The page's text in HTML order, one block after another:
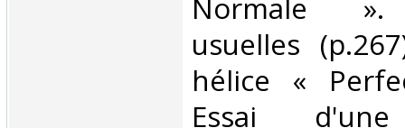
Normale ».
usuelles
hélice «
Essai